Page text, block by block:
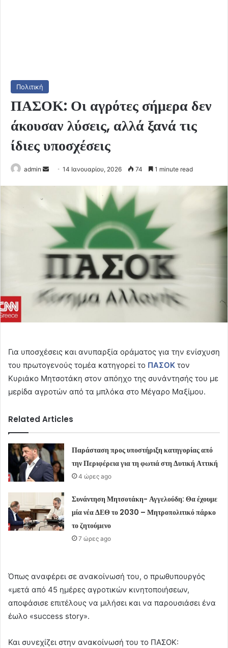
Πολιτική
ΠΑΣΟΚ: Οι αγρότες σήμερα δεν
άκουσαν λύσεις, αλλά ξανά τις
ίδιες υποσχέσεις
admin
Send14 Ιανουαρίου, 2026 74 1 minute read
Για υποσχέσεις και ανυπαρξία οράματος για την ενίσχυση
του πρωτογενούς τομέα κατηγορεί το ΠΑΣΟΚ τον
Κυριάκο Μητσοτάκη στον απόηχο της συνάντησής του με
μερίδα αγροτών από τα μπλόκα στο Μέγαρο Μαξίμου.
Related Articles
Παράσταση προς υποστήριξη κατηγορίας από
την Περιφέρεια για τη φωτιά στη Δυτική Αττική
4 ώρες ago
Συνάντηση Μητσοτάκη- Αγγελούδη: Θα έχουμε
μία νέα ΔΕΘ το 2030 – Μητροπολιτικό πάρκο
το ζητούμενο
7 ώρες ago
Όπως αναφέρει σε ανακοίνωσή του, ο πρωθυπουργός
«μετά από 45 ημέρες αγροτικών κινητοποιήσεων,
αποφάσισε επιτέλους να μιλήσει και να παρουσιάσει ένα
έωλο «success story».
Και συνεχίζει στην ανακοίνωσή του το ΠΑΣΟΚ: